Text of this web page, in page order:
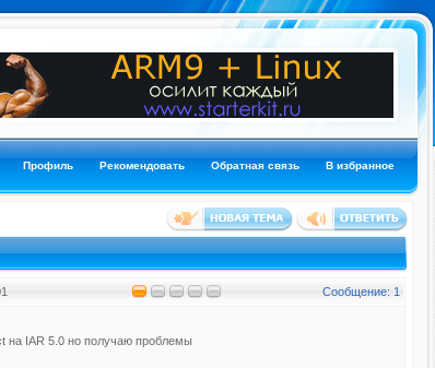
Профиль Рекомендовать Обратная связь В избранное
Сообщение: 1
на IAR 5.0 но получаю проблемы